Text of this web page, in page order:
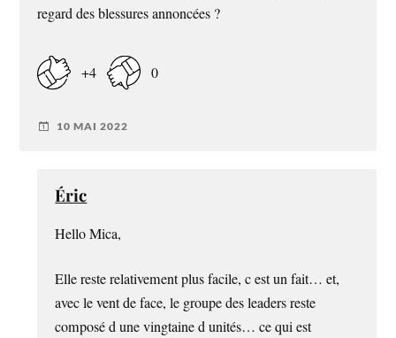
regard des blessures annoncées ?
+4 0
10 MAI 2022
Éric
Hello Mica,
Elle reste relativement plus facile, c est un fait… et,
avec le vent de face, le groupe des leaders reste
composé d une vingtaine d unités… ce qui est